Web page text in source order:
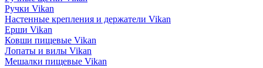
Ручки Vikan
Настенные крепления и держатели Vikan
Ерши Vikan
Ковши пищевые Vikan
Лопаты и вилы Vikan
Мешалки пищевые Vikan